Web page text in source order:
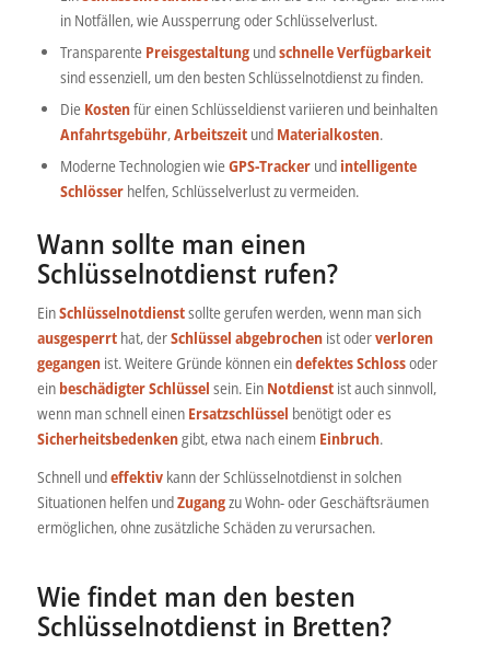
in Notfällen, wie Aussperrung oder Schlüsselverlust.
Transparente Preisgestaltungundschnelle Verfügbarkeit
sind essenziell, um den besten Schlüsselnotdienst zu finden.
Die Kostenfür einen Schlüsseldienst variieren und beinhalten
Anfahrtsgebühr,Arbeitszeitund Materialkosten.
Moderne Technologien wieGPS-Trackerund intelligente
Schlösserhelfen, Schlüsselverlust zu vermeiden.
Wann sollte man einen
Schlüsselnotdienst rufen?
EinSchlüsselnotdienstsollte gerufen werden, wenn man sich
ausgesperrthat, derSchlüssel abgebrochenist oderverloren
gegangenist. Weitere Gründe können eindefektes Schlossoder
ein beschädigter Schlüssel sein. Ein Notdienstist auch sinnvoll,
wenn man schnell einen Ersatzschlüssel benötigt oder es
Sicherheitsbedenkengibt, etwa nach einem Einbruch.
Schnell undeffektivkann der Schlüsselnotdienst in solchen
Situationen helfen undZugangzu Wohn- oder Geschäftsräumen
ermöglichen, ohne zusätzliche Schäden zu verursachen.
Wie findet man den besten
Schlüsselnotdienst in Bretten?